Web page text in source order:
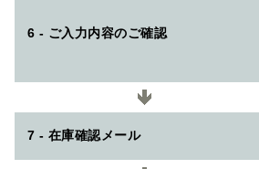
6 - ご入力内容のご確認
7 - 在庫確認メール